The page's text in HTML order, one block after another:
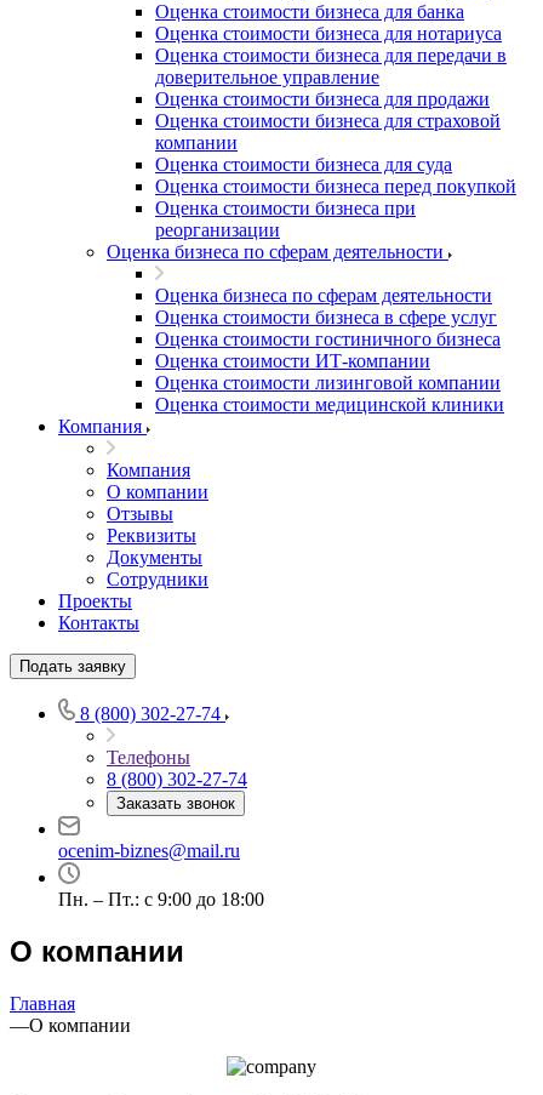
Оценка стоимости бизнеса для банка
Оценка стоимости бизнеса для нотариуса
Оценка стоимости бизнеса для передачи в
доверительное управление
Оценка стоимости бизнеса для продажи
Оценка стоимости бизнеса для страховой
компании
Оценка стоимости бизнеса для суда
Оценка стоимости бизнеса перед покупкой
Оценка стоимости бизнеса при
реорганизации
Оценка бизнеса по сферам деятельности
Оценка бизнеса по сферам деятельности
Оценка стоимости бизнеса в сфере услуг
Оценка стоимости гостиничного бизнеса
Оценка стоимости ИТ-компании
Оценка стоимости лизинговой компании
Оценка стоимости медицинской клиники
Компания
Компания
О компании
Отзывы
Реквизиты
Документы
Сотрудники
Проекты
Контакты
Подать заявку
8 (800) 302-27-74
Телефоны
8 (800) 302-27-74
Заказать звонок
ocenim-biznes@mail.ru
Пн. – Пт.: с 9:00 до 18:00
О компании
Главная
—О компании
Выберите ваш город
Например:Кодинск
Алушта
Анапа
Анжеро-Судженск
Апрелевка
Арамиль
Арзамас
Асбест
Астрахань
Ахтубинск